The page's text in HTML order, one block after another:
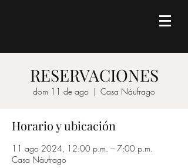
RESERVACIONES
dom 11 de ago
  |
Casa Nàufrago
Horario y ubicación
11 ago 2024, 12:00 p.m. – 7:00 p.m.
Casa Nàufrago